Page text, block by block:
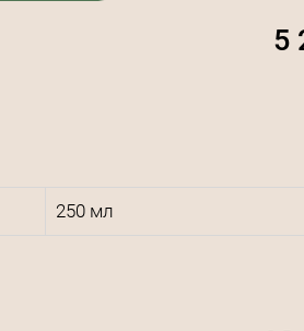
5
250 мл